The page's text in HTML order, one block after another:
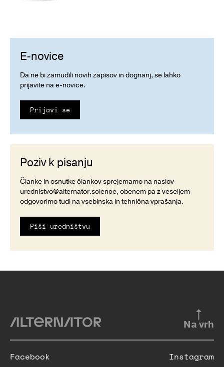
E-novice
Da ne bi zamudili novih zapisov in dognanj, se lahko
prijavite na e-novice.
Prijavi se
Poziv k pisanju
Članke in osnutke člankov sprejemamo na naslov
urednistvo@alternator.science, obenem pa z veseljem
odgovorimo tudi na vsebinska in tehnična vprašanja.
Piši uredništvu
Na vrh
Facebook Instagram